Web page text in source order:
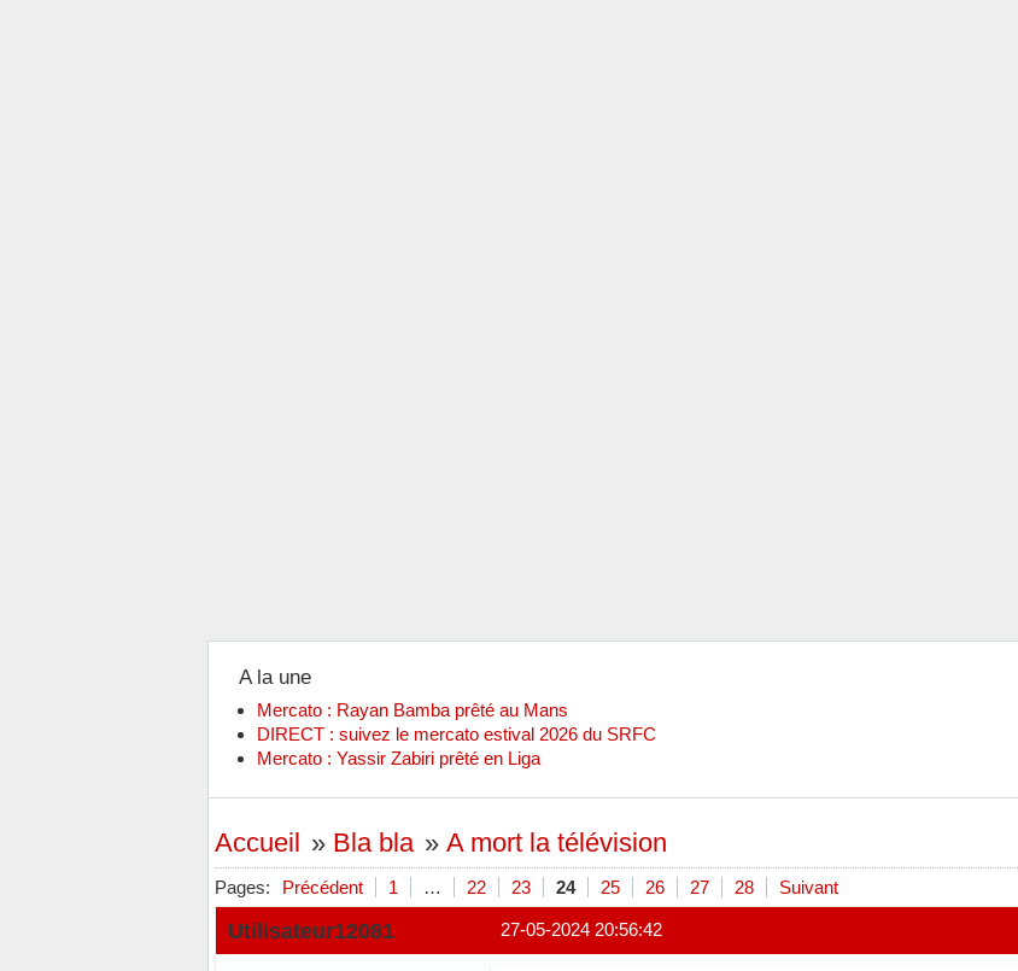
A la une
Mercato : Rayan Bamba prêté au Mans
DIRECT : suivez le mercato estival 2026 du SRFC
Mercato : Yassir Zabiri prêté en Liga
Accueil » Bla bla » A mort la télévision
Pages: Précédent 1 … 22 23 24 25 26 27 28 Suivant
27-05-2024 20:56:42
Utilisateur12081